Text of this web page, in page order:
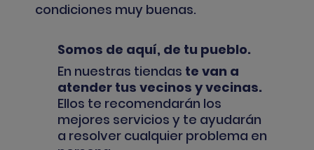
condiciones muy buenas.
Somos de aquí, de tu pueblo.
En nuestras tiendas te van a
atender tus vecinos y vecinas.
Ellos te recomendarán los
mejores servicios y te ayudarán
a resolver cualquier problema en